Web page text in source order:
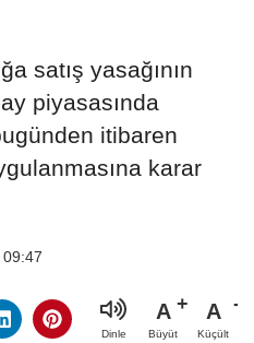
satış yasağının
piyasasında
itibaren
karar
Dinle
A
Büyüt
A
Küçült